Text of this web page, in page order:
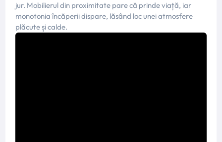
jur. Mobilierul din proximitate pare că prinde viață, iar
monotonia încăperii dispare, lăsând loc unei atmosfere
plăcute și calde.